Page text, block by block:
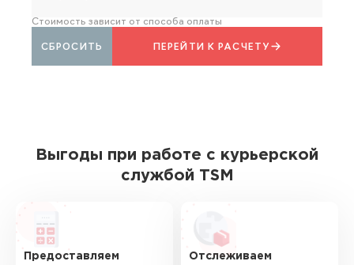
Стоимость зависит от способа оплаты
ПЕРЕЙТИ К РАСЧЕТУ
СБРОСИТЬ
Выгоды при работе с курьерской
службой TSM
Предоставляем
Отслеживаем